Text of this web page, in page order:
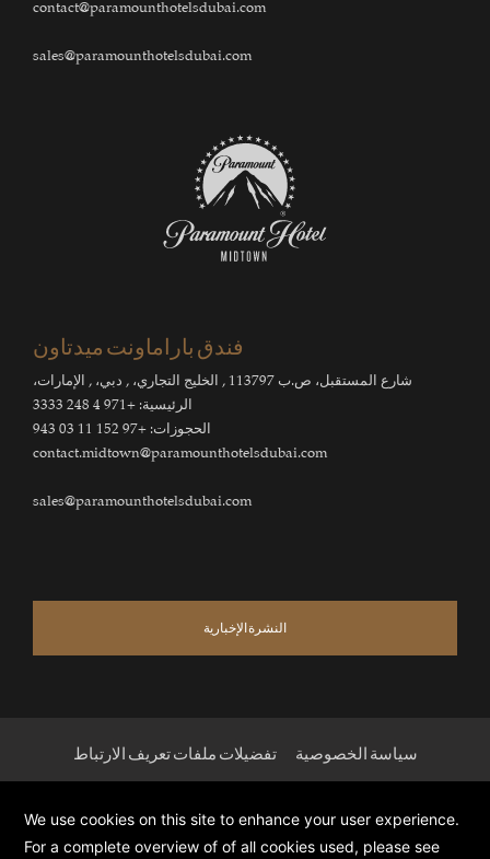
contact@paramounthotelsdubai.com
sales@paramounthotelsdubai.com
فندق باراماونت ميدتاون
شارع المستقبل، ص.ب 113797 , الخليج التجاري، , دبي، , الإمارات،
الرئيسية: +971 4 248 3333
الحجوزات: +97 152 11 03 943
contact.midtown@paramounthotelsdubai.com
sales@paramounthotelsdubai.com
النشرة الإخبارية
سياسة الخصوصية تفضيلات ملفات تعريف الارتباط
2026جميع الحقوق محفوظة لـفنادق باراماونت